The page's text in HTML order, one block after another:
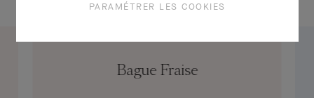
Bague Fraise
PARAMÉTRER LES COOKIES